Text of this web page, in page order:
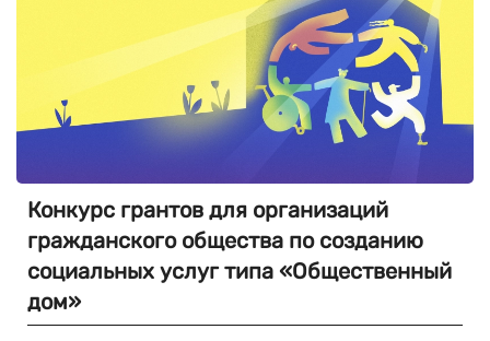
Конкурс грантов для организаций
гражданского общества по созданию
социальных услуг типа «Общественный
дом»